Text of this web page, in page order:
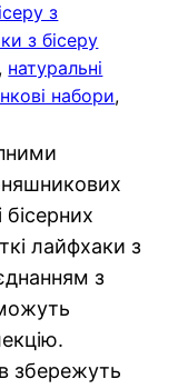
з
з бісеру
, натуральні
набори
бісерних
лайфхаки з
з
збережуть